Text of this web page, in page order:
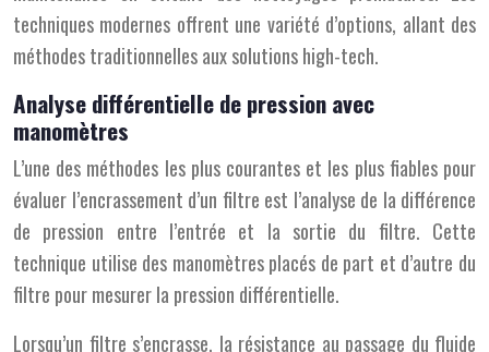
techniques modernes offrent une variété d’options, allant des
méthodes traditionnelles aux solutions high-tech.
Analyse différentielle de pression avec
manomètres
L’une des méthodes les plus courantes et les plus fiables pour
évaluer l’encrassement d’un filtre est l’analyse de la différence
de pression entre l’entrée et la sortie du filtre. Cette
technique utilise des manomètres placés de part et d’autre du
filtre pour mesurer la pression différentielle.
Lorsqu’un filtre s’encrasse, la résistance au passage du fluide